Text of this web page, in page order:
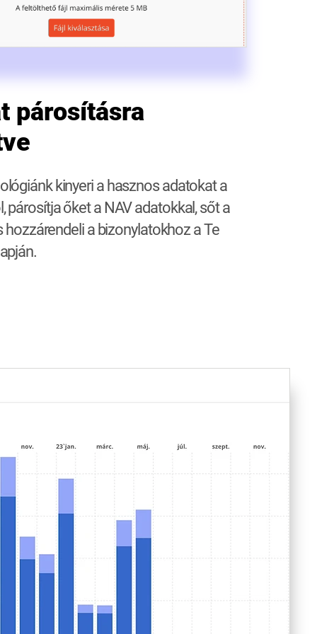
párosításra
kinyeri a hasznos adatokat a
párosítja őket a NAV adatokkal, sőt a
a bizonylatokhoz a Te